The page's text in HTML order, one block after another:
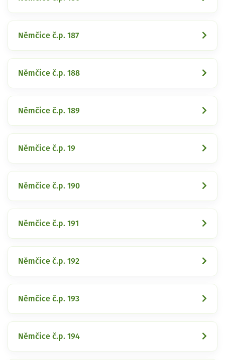
Němčice č.p. 187
Němčice č.p. 188
Němčice č.p. 189
Němčice č.p. 19
Němčice č.p. 190
Němčice č.p. 191
Němčice č.p. 192
Němčice č.p. 193
Němčice č.p. 194